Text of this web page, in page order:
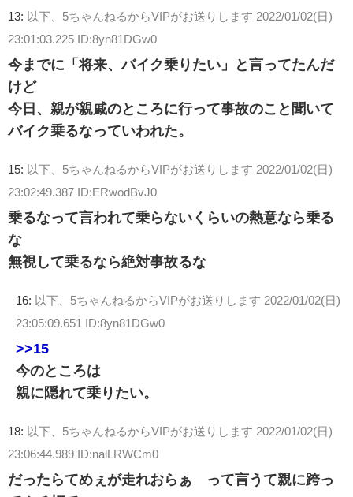
13: 以下、5ちゃんねるからVIPがお送りします 2022/01/02(日)
23:01:03.225 ID:8yn81DGw0
今までに「将来、バイク乗りたい」と言ってたんだ
けど
今日、親が親戚のところに行って事故のこと聞いて
バイク乗るなっていわれた。
15: 以下、5ちゃんねるからVIPがお送りします 2022/01/02(日)
23:02:49.387 ID:ERwodBvJ0
乗るなって言われて乗らないくらいの熱意なら乗る
な
無視して乗るなら絶対事故るな
16: 以下、5ちゃんねるからVIPがお送りします 2022/01/02(日)
23:05:09.651 ID:8yn81DGw0
>>15
今のところは
親に隠れて乗りたい。
18: 以下、5ちゃんねるからVIPがお送りします 2022/01/02(日)
23:06:44.989 ID:nalLRWCm0
だったらてめぇが走れおらぁ って言うて親に跨っ